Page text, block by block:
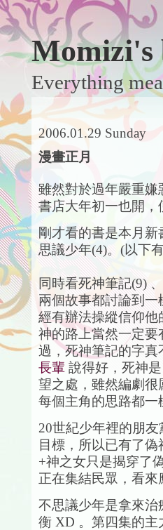
Momizi's
Everything
2006.01.29 Sunday
漫畫正月
雖然對於過年嚴重
書店大年初一也開
剛才看的書是本月
思議少年(4)。(以下
同時看死神筆記(9)
兩個故事都討論到
經有辦法操縱信仰
神的路上當然一定要
過，死神筆記的字
長輩 說得好，死神
望之處，雖然編劇
每個主角的思路都
20世紀少年裡的朋
目標，所以已有了
+神之女只是揭穿了
正在集結民眾，看
不思議少年是拿來
衡 XD 。第四集的主